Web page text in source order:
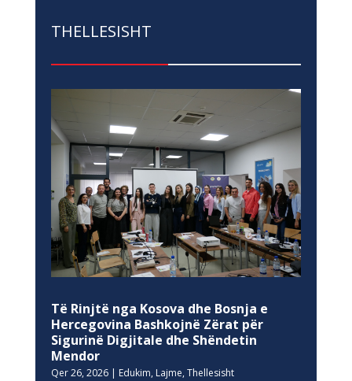
THELLESISHT
Të Rinjtë nga Kosova dhe Bosnja e
Hercegovina Bashkojnë Zërat për
Sigurinë Digjitale dhe Shëndetin
Mendor
Qer 26, 2026| Edukim, Lajme, Thellesisht